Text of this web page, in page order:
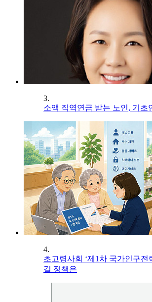
3.
소액 직역연금 받는 노인, 기초
4.
초고령사회 ‘제1차 국가인구전
길 정책은